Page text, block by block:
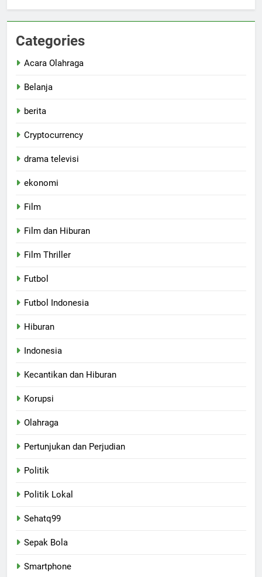
Categories
Acara Olahraga
Belanja
berita
Cryptocurrency
drama televisi
ekonomi
Film
Film dan Hiburan
Film Thriller
Futbol
Futbol Indonesia
Hiburan
Indonesia
Kecantikan dan Hiburan
Korupsi
Olahraga
Pertunjukan dan Perjudian
Politik
Politik Lokal
Sehatq99
Sepak Bola
Smartphone